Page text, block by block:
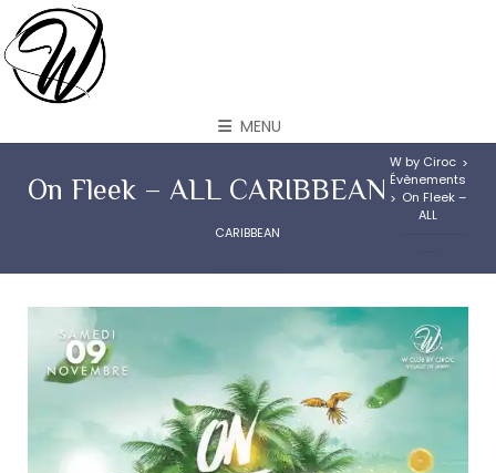
MENU
On Fleek – ALL CARIBBEAN
W by Ciroc >
Évènements
> On Fleek –
ALL
CARIBBEAN